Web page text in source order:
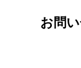
お問